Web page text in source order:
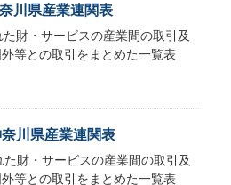
川県産業連関表
財・サービスの産業間の取引及
等との取引をまとめた一覧表
川県産業連関表
財・サービスの産業間の取引及
等との取引をまとめた一覧表